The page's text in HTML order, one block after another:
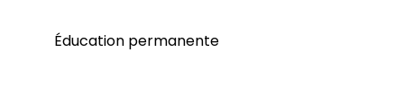
Éducation permanente